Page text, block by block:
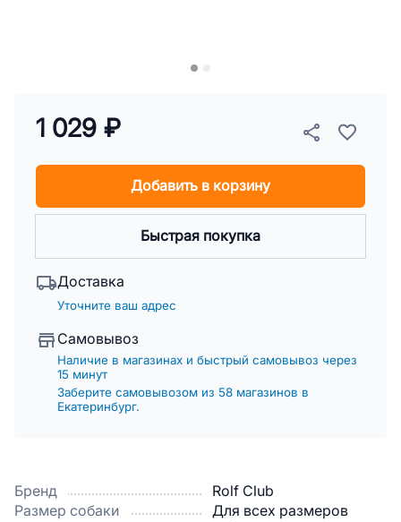
Бренд
Rolf Club
Размер собаки
Для всех размеров
1 029 ₽
Добавить в корзину
Быстрая покупка
Доставка
Уточните ваш адрес
Самовывоз
Наличие в магазинах и быстрый самовывоз через
15 минут
Заберите самовывозом из 58 магазинов в
Екатеринбург.